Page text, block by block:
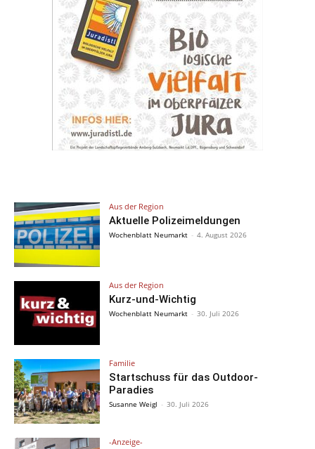
Aus der Region
Aktuelle Polizeimeldungen
Wochenblatt Neumarkt - 4. August 2026
Aus der Region
Kurz-und-Wichtig
Wochenblatt Neumarkt - 30. Juli 2026
Familie
Startschuss für das Outdoor-
Paradies
Susanne Weigl - 30. Juli 2026
-Anzeige-